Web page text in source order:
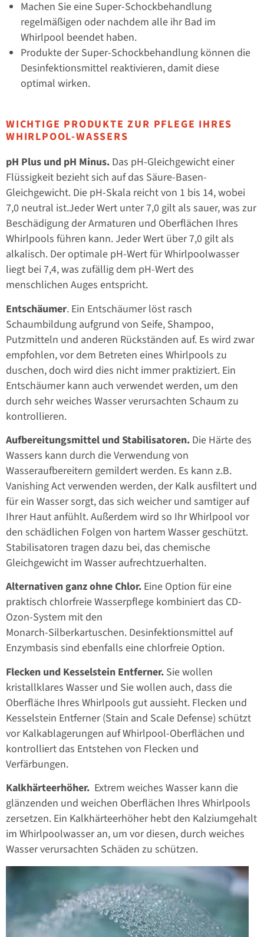
Machen Sie eine Super-Schockbehandlung
regelmäßigen oder nachdem alle ihr Bad im
Whirlpool beendet haben.
Produkte der Super-Schockbehandlung können die
Desinfektionsmittel reaktivieren, damit diese
optimal wirken.
WICHTIGE PRODUKTE ZUR PFLEGE IHRES
WHIRLPOOL-WASSERS
pH Plus und pH Minus. Das pH-Gleichgewicht einer
Flüssigkeit bezieht sich auf das Säure-Basen-
Gleichgewicht. Die pH-Skala reicht von 1 bis 14, wobei
7,0 neutral ist.Jeder Wert unter 7,0 gilt als sauer, was zur
Beschädigung der Armaturen und Oberflächen Ihres
Whirlpools führen kann. Jeder Wert über 7,0 gilt als
alkalisch. Der optimale pH-Wert für Whirlpoolwasser
liegt bei 7,4, was zufällig dem pH-Wert des
menschlichen Auges entspricht.
Entschäumer. Ein Entschäumer löst rasch
Schaumbildung aufgrund von Seife, Shampoo,
Putzmitteln und anderen Rückständen auf. Es wird zwar
empfohlen, vor dem Betreten eines Whirlpools zu
duschen, doch wird dies nicht immer praktiziert. Ein
Entschäumer kann auch verwendet werden, um den
durch sehr weiches Wasser verursachten Schaum zu
kontrollieren.
Aufbereitungsmittel und Stabilisatoren. Die Härte des
Wassers kann durch die Verwendung von
Wasseraufbereitern gemildert werden. Es kann z.B.
Vanishing Act verwenden werden, der Kalk ausfiltert und
für ein Wasser sorgt, das sich weicher und samtiger auf
Ihrer Haut anfühlt. Außerdem wird so Ihr Whirlpool vor
den schädlichen Folgen von hartem Wasser geschützt.
Stabilisatoren tragen dazu bei, das chemische
Gleichgewicht im Wasser aufrechtzuerhalten.
Alternativen ganz ohne Chlor. Eine Option für eine
praktisch chlorfreie Wasserpflege kombiniert das CD-
Ozon-System mit den
Monarch-Silberkartuschen. Desinfektionsmittel auf
Enzymbasis sind ebenfalls eine chlorfreie Option.
Flecken und Kesselstein Entferner. Sie wollen
kristallklares Wasser und Sie wollen auch, dass die
Oberfläche Ihres Whirlpools gut aussieht. Flecken und
Kesselstein Entferner (Stain and Scale Defense) schützt
vor Kalkablagerungen auf Whirlpool-Oberflächen und
kontrolliert das Entstehen von Flecken und
Verfärbungen.
Kalkhärteerhöher. Extrem weiches Wasser kann die
glänzenden und weichen Oberflächen Ihres Whirlpools
zersetzen. Ein Kalkhärteerhöher hebt den Kalziumgehalt
im Whirlpoolwasser an, um vor diesen, durch weiches
Wasser verursachten Schäden zu schützen.